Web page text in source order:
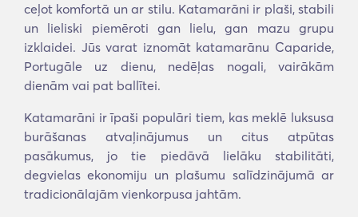
ceļot komfortā un ar stilu. Katamarāni ir plaši, stabili
un lieliski piemēroti gan lielu, gan mazu grupu
izklaidei. Jūs varat iznomāt katamarānu Caparide,
Portugāle uz dienu, nedēļas nogali, vairākām
dienām vai pat ballītei.
Katamarāni ir īpaši populāri tiem, kas meklē luksusa
burāšanas atvaļinājumus un citus atpūtas
pasākumus, jo tie piedāvā lielāku stabilitāti,
degvielas ekonomiju un plašumu salīdzinājumā ar
tradicionālajām vienkorpusa jahtām.